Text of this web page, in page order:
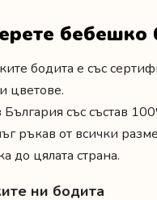
бебешко
бодита е със
цветове.
със състав
ръкав от всички
до цялата страна.
ни бодита